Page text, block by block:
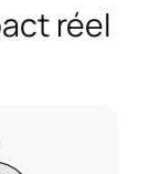
réel